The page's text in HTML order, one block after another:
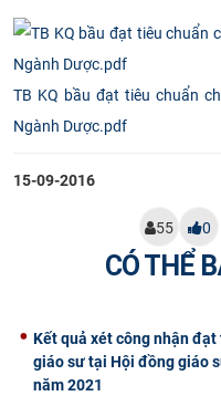
ĐẢM BẢO CHẤT
KHOA HỌC CÔNG
TB KQ bầu đạt tiêu chuẩn
Ngành Dược.pdf
15-09-2016
55 0
CÓ THỂ
Kết quả xét công nhận
giáo sư tại Hội đồng giáo
năm 2021